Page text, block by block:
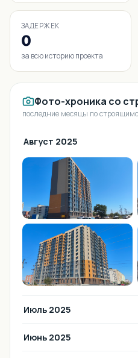
ЗАДЕРЖЕК
0
за всю историю проекта
Фото-хроника со
последние месяцы по
Август 2025
Июль 2025
Июнь 2025